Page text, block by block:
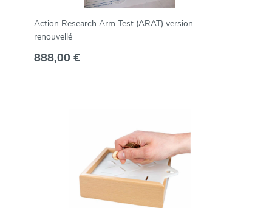
Action Research Arm Test (ARAT) version
renouvellé
888,00 €